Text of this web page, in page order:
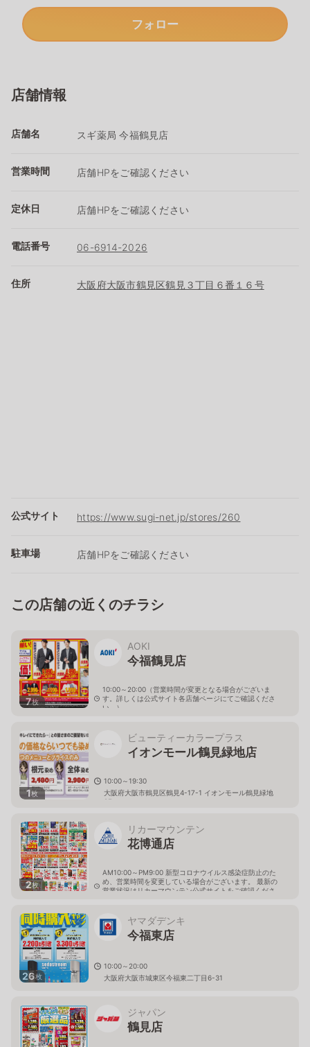
フォロー
店舗情報
店舗名 スギ薬局 今福鶴見店
営業時間 店舗HPをご確認ください
定休日 店舗HPをご確認ください
電話番号 06-6914-2026
住所 大阪府大阪市鶴見区鶴見３丁目６番１６号
公式サイト https://www.sugi-net.jp/stores/260
駐車場 店舗HPをご確認ください
この店舗の近くのチラシ
7枚
AOKI
今福鶴見店
10:00～20:00（営業時間が変更となる場合がございま
す。詳しくは公式サイト各店舗ページにてご確認くださ
い。）
1枚
ビューティーカラープラス
イオンモール鶴見緑地店
10:00～19:30
大阪府大阪市鶴見区鶴見4-17-1 イオンモール鶴見緑地
2F
2枚
リカーマウンテン
花博通店
AM10:00～PM9:00 新型コロナウイルス感染症防止のた
め、営業時間を変更している場合がございます。 最新の
営業状況はリカーマウンテン公式サイトをご確認くださ
26枚
ヤマダデンキ
今福東店
10:00～20:00
大阪府大阪市城東区今福東二丁目6-31
ジャパン
鶴見店